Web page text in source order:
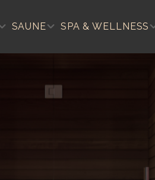
SAUNE SPA & WELLNESS